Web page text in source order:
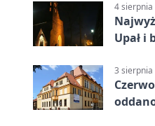
4 sierpnia
Upał i
3 sierpnia